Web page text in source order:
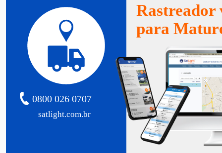
satlight.com.br
0800 026 0707
Rastreador
para